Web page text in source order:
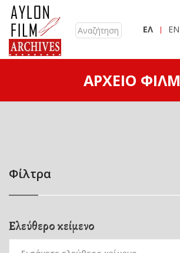
ΕΛ EN
ΑΡΧΕΊΟ ΦΙΛΜ
Φίλτρα
Ελεύθερο κείμενο